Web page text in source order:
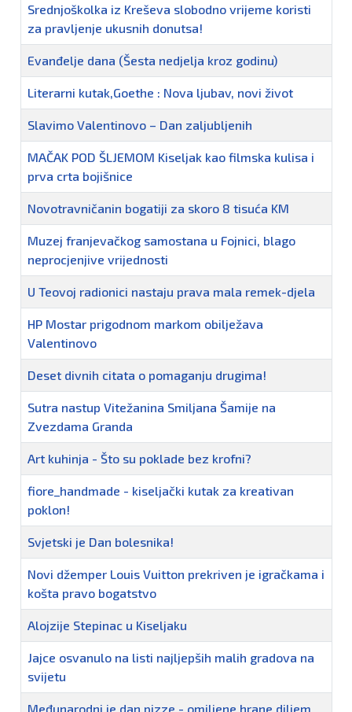
Srednjoškolka iz Kreševa slobodno vrijeme koristi
za pravljenje ukusnih donutsa!
Evanđelje dana (Šesta nedjelja kroz godinu)
Literarni kutak,Goethe : Nova ljubav, novi život
Slavimo Valentinovo – Dan zaljubljenih
MAČAK POD ŠLJEMOM Kiseljak kao filmska kulisa i
prva crta bojišnice
Novotravničanin bogatiji za skoro 8 tisuća KM
Muzej franjevačkog samostana u Fojnici, blago
neprocjenjive vrijednosti
U Teovoj radionici nastaju prava mala remek-djela
HP Mostar prigodnom markom obilježava
Valentinovo
Deset divnih citata o pomaganju drugima!
Sutra nastup Vitežanina Smiljana Šamije na
Zvezdama Granda
Art kuhinja - Što su poklade bez krofni?
fiore_handmade - kiseljački kutak za kreativan
poklon!
Svjetski je Dan bolesnika!
Novi džemper Louis Vuitton prekriven je igračkama i
košta pravo bogatstvo
Alojzije Stepinac u Kiseljaku
Jajce osvanulo na listi najljepših malih gradova na
svijetu
Međunarodni je dan pizze - omiljene hrane diljem